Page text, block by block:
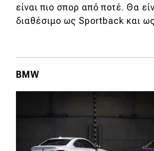
Eco
Τεχνολογία
Σταθμοί φόρτισης
Classic
είναι πιο σπορ από ποτέ. Θα
διαθέσιμο ως Sportback και
BMW